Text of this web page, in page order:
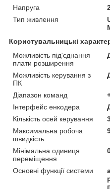
Напруга
Тип живлення
Користувальницькі
Можливість під'єднання
плати розширення
Можливість керування з
ПК
Діапазон команд
Інтерфейс енкодера
Кількість осей керування
Максимальна робоча
швидкість
Мінімальна одиниця
переміщення
Основні функції системи